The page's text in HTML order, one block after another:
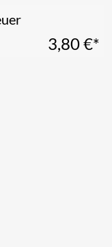
3,80€*